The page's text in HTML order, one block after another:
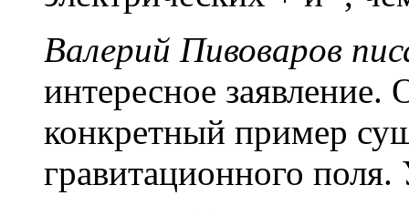
Валерий Пивоваров
интересное заявление.
конкретный пример
гравитационного